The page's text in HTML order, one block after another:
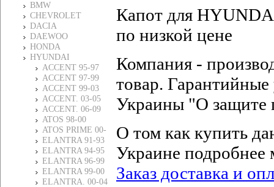
BMW
CHEVROLET
DACIA
DAEWOO
HONDA
HYUNDAI
ACCENT 95-97
ACCENT 97-99
ACCENT 99-03
ACCENT. 03-05
ACCENT. 06-09
ATOS 98-00
ATOS PRIME 00-
ELANTRA 91-93
ELANTRA 94-95
ELANTRA 96-99
ELANTRA 99-00
ELANTRA. 00-04
Капот для
по низкой цене
Компания -
товар. Гарантийные
Украины "О защите
О том как купить
Украине подробнее
Заказ доставка и